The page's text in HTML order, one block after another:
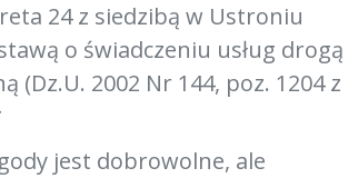
24 z siedzibą w Ustroniu
o świadczeniu usług drogą
(Dz.U. 2002 Nr 144, poz. 1204 z
jest dobrowolne, ale